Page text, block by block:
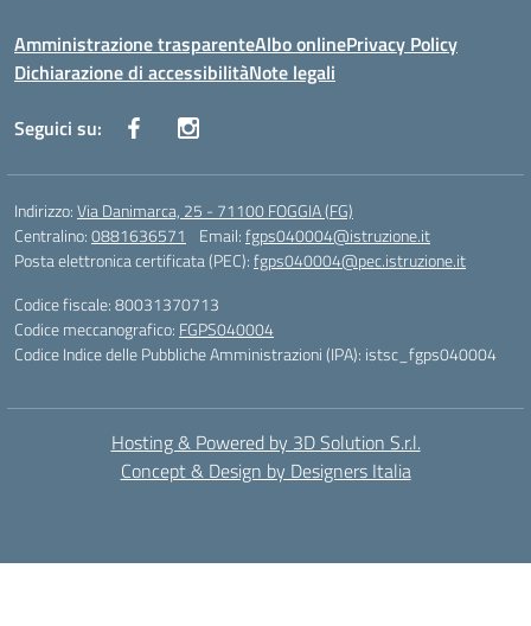
Amministrazione trasparenteAlbo onlinePrivacy Policy
Dichiarazione di accessibilitàNote legali
Seguici su:
Indirizzo:Via Danimarca, 25 - 71100 FOGGIA (FG)
Centralino:0881636571 Email:fgps040004@istruzione.it
Posta elettronica certificata (PEC):fgps040004@pec.istruzione.it
Codice fiscale: 80031370713
Codice meccanografico: FGPS040004
Codice Indice delle Pubbliche Amministrazioni (IPA): istsc_fgps040004
Hosting & Powered by 3D Solution S.r.l.
Concept & Design by Designers Italia